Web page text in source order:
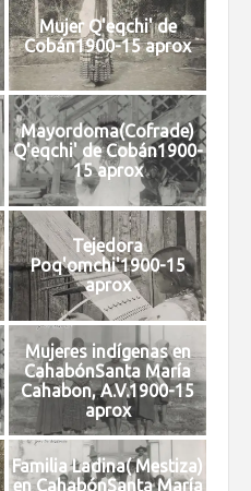
Mujer Q'eqchi' de
Cobán1900-15 aprox
Mayordoma(Cofrade)
Q'eqchi' de Cobán1900-
15 aprox
Tejedora
Poq'omchi'1900-15
aprox
Mujeres indígenas en
CahabónSanta María
Cahabon, A.V.1900-15
aprox
Familia Ladina( Mestiza)
en CahabónSanta María